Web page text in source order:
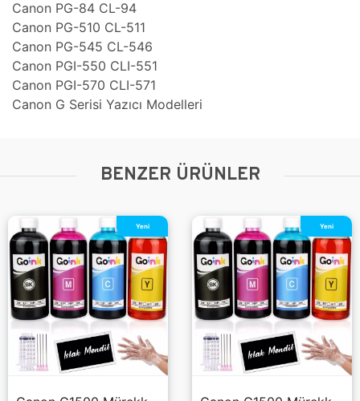
Canon PG-84 CL-94
Canon PG-510 CL-511
Canon PG-545 CL-546
Canon PGI-550 CLI-551
Canon PGI-570 CLI-571
Canon G Serisi Yazıcı Modelleri
BENZER ÜRÜNLER
Yeni Yeni